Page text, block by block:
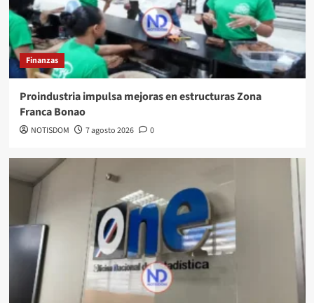
Finanzas
Proindustria impulsa mejoras en estructuras Zona
Franca Bonao
NOTISDOM 7 agosto 2026 0